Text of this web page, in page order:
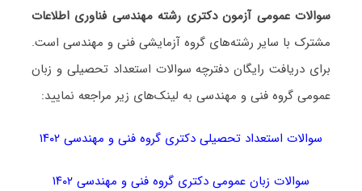
سوالات عمومی آزمون دکتری رشته مهندسی فناوری اطلاعات
مشترک با سایر رشته‌های گروه آزمایشی فنی و مهندسی است.
برای دریافت رایگان دفترچه سوالات استعداد تحصیلی و زبان
عمومی گروه فنی و مهندسی به لینک‌های زیر مراجعه نمایید:
سوالات استعداد تحصیلی دکتری گروه فنی و مهندسی ۱۴۰۲
سوالات زبان عمومی دکتری گروه فنی و مهندسی ۱۴۰۲